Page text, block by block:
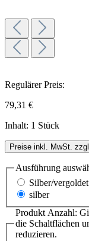
Regulärer Preis:
79,31 €
Inhalt: 1 Stück
Preise inkl. MwSt.
Ausführung
Silber/vergoldet
silber
Produkt Anzahl:
die Schaltflächen
reduzieren.